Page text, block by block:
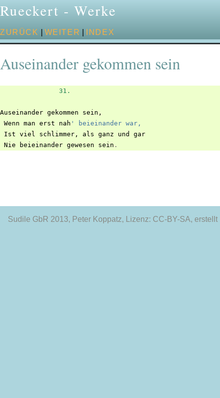
Rueckert - Werke
ZURÜCK WEITER INDEX
Auseinander gekommen sein
31.
Auseinander gekommen sein ,
Wenn man erst nah ' beieinander war,
Ist viel schlimmer , als ganz und
gar
Nie
beieinander gewesen sein .
Sudile GbR 2013, Peter Koppatz, Lizenz: CC-BY-SA,